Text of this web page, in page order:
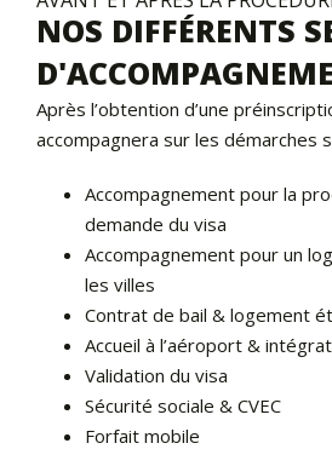
NOS DIFFÉRENTS
Après l’obtention d’une
accompagnera sur les démarches
Accompagnement pour la
demande du visa
Accompagnement pour un
les villes
Contrat de bail & logement
Accueil à l’aéroport &
Validation du visa
Sécurité sociale & CVEC
Forfait mobile